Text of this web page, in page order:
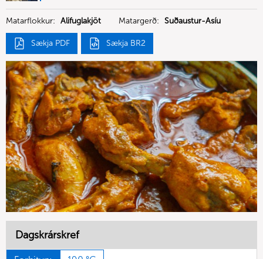
Matarflokkur: Alifuglakjöt Matargerð: Suðaustur-Asíu
Sækja PDF Sækja BR2
Dagskrárskref